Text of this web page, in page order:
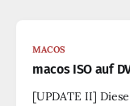
MACOS
macos ISO auf
[UPDATE II]